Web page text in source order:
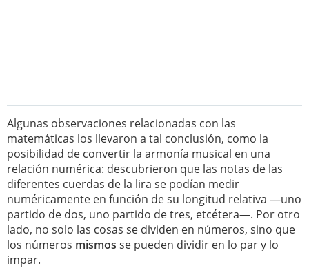
Algunas observaciones relacionadas con las
matemáticas los llevaron a tal conclusión, como la
posibilidad de convertir la armonía musical en una
relación numérica: descubrieron que las notas de las
diferentes cuerdas de la lira se podían medir
numéricamente en función de su longitud relativa —uno
partido de dos, uno partido de tres, etcétera—. Por otro
lado, no solo las cosas se dividen en números, sino que
los números mismos se pueden dividir en lo par y lo
impar.